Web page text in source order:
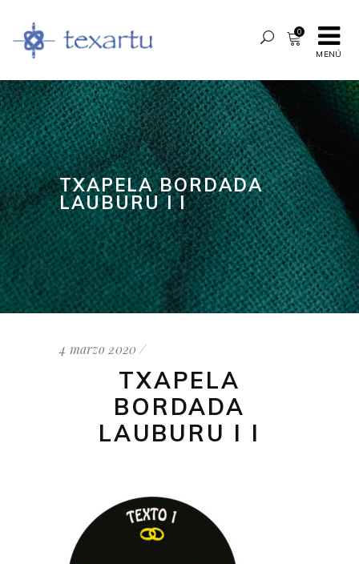
MENÚ
0
TXAPELA BORDADA
LAUBURU I I
4 marzo 2020
TXAPELA
BORDADA
LAUBURU I I